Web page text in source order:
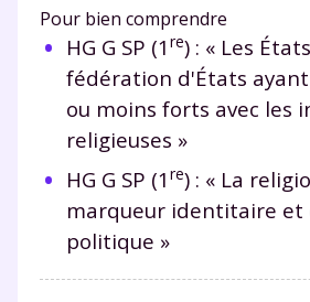
Pour bien comprendre
HG G SP (1 re) : « Les
fédération d'États
ou moins forts avec les
religieuses »
HG G SP (1 re) : « La
marqueur identitaire et
politique »